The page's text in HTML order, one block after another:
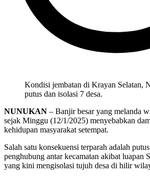
Kondisi jembatan di Krayan Selatan,
putus dan isolasi 7 desa.
NUNUKAN – Banjir besar yang melanda
sejak Minggu (12/1/2025) menyebabkan
kehidupan masyarakat setempat.
Salah satu konsekuensi terparah adalah
penghubung antar kecamatan akibat luapan
yang kini mengisolasi tujuh desa di hilir